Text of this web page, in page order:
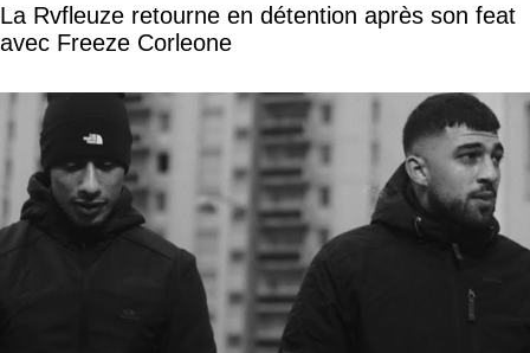
La Rvfleuze retourne en détention après son feat
avec Freeze Corleone